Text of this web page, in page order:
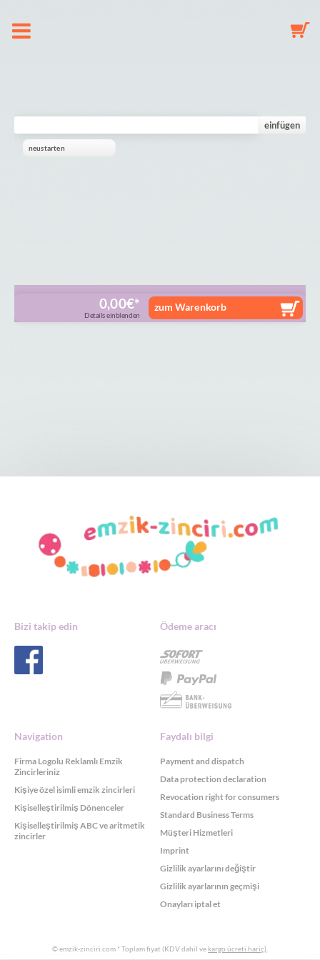
Alışveriş sepeti
einfügen
neustarten
0,00€
Details einblenden
zum Warenkorb
Bizi takip edin Ödeme aracı
Navigation
Firma Logolu Reklamlı Emzik
Zincirleriniz
Kişiye özel isimli emzik zincirleri
Kişiselleştirilmiş Dönenceler
Kişiselleştirilmiş ABC ve aritmetik
zincirler
Faydalı bilgi
Payment and dispatch
Data protection declaration
Revocation right for consumers
Standard Business Terms
Müşteri Hizmetleri
Imprint
Gizlilik ayarlarını değiştir
Gizlilik ayarlarının geçmişi
Onayları iptal et
© emzik-zinciri.com * Toplam fiyat (KDV dahil ve kargo ücreti hariç).